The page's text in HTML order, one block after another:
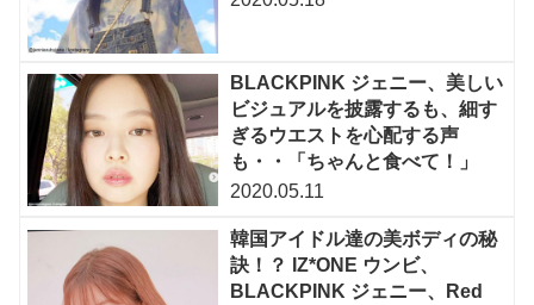
BLACKPINK ジェニー、美しい
ビジュアルを披露するも、細す
ぎるウエストを心配する声
も・・「ちゃんと食べて！」
2020.05.11
韓国アイドル達の美ボディの秘
訣！？ IZ*ONE ウンビ、
BLACKPINK ジェニー、Red